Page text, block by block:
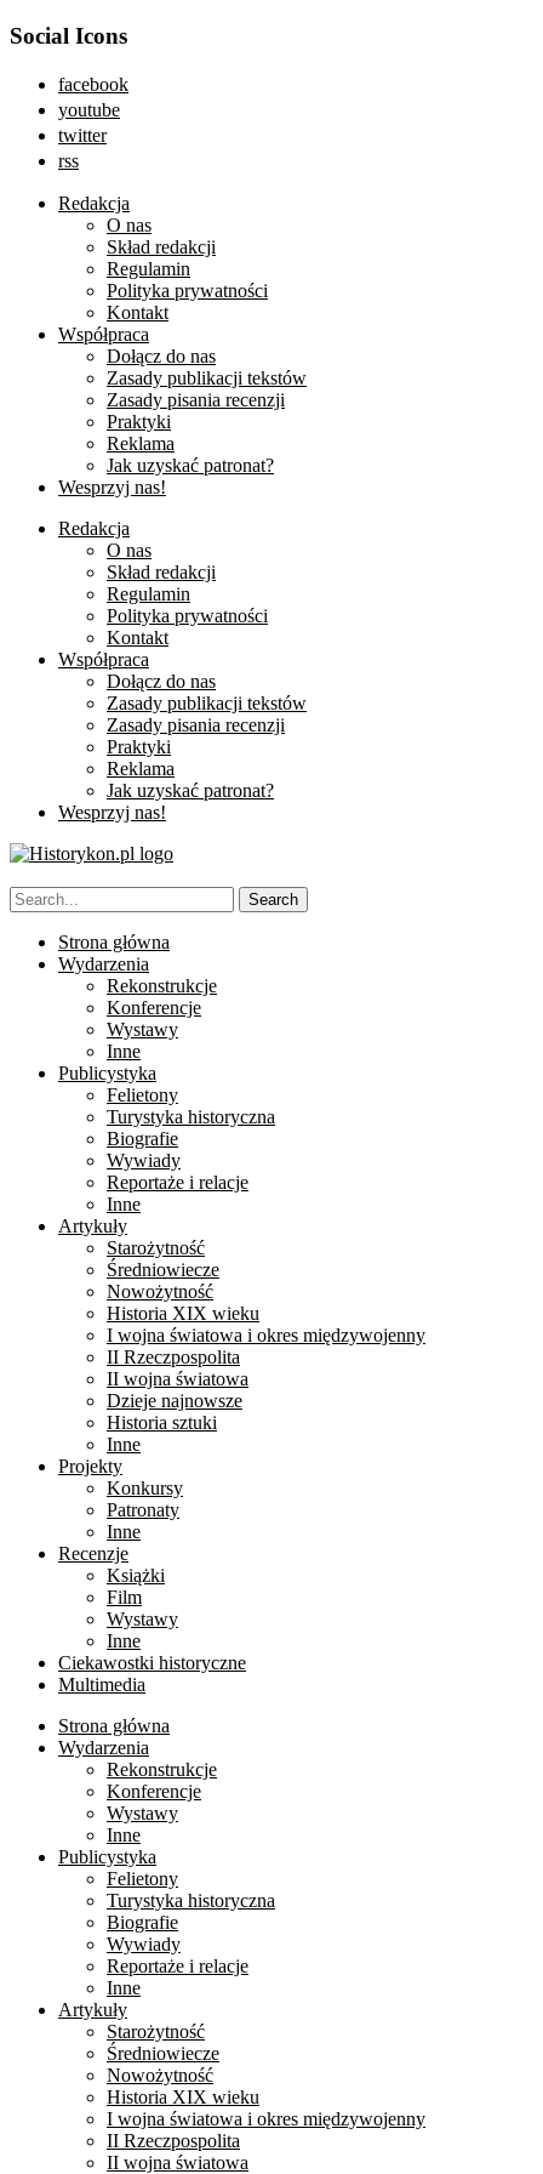
Social Icons
facebook
youtube
twitter
rss
Redakcja
O nas
Skład redakcji
Regulamin
Polityka prywatności
Kontakt
Współpraca
Dołącz do nas
Zasady publikacji tekstów
Zasady pisania recenzji
Praktyki
Reklama
Jak uzyskać patronat?
Wesprzyj nas!
Redakcja
O nas
Skład redakcji
Regulamin
Polityka prywatności
Kontakt
Współpraca
Dołącz do nas
Zasady publikacji tekstów
Zasady pisania recenzji
Praktyki
Reklama
Jak uzyskać patronat?
Wesprzyj nas!
Strona główna
Wydarzenia
Rekonstrukcje
Konferencje
Wystawy
Inne
Publicystyka
Felietony
Turystyka historyczna
Biografie
Wywiady
Reportaże i relacje
Inne
Artykuły
Starożytność
Średniowiecze
Nowożytność
Historia XIX wieku
I wojna światowa i okres międzywojenny
II Rzeczpospolita
II wojna światowa
Dzieje najnowsze
Historia sztuki
Inne
Projekty
Konkursy
Patronaty
Inne
Recenzje
Książki
Film
Wystawy
Inne
Ciekawostki historyczne
Multimedia
Strona główna
Wydarzenia
Rekonstrukcje
Konferencje
Wystawy
Inne
Publicystyka
Felietony
Turystyka historyczna
Biografie
Wywiady
Reportaże i relacje
Inne
Artykuły
Starożytność
Średniowiecze
Nowożytność
Historia XIX wieku
I wojna światowa i okres międzywojenny
II Rzeczpospolita
II wojna światowa